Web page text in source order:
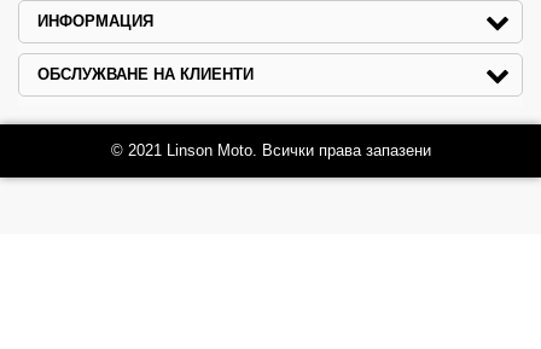
ИНФОРМАЦИЯ
ОБСЛУЖВАНЕ НА КЛИЕНТИ
© 2021 Linson Moto. Всички права запазени